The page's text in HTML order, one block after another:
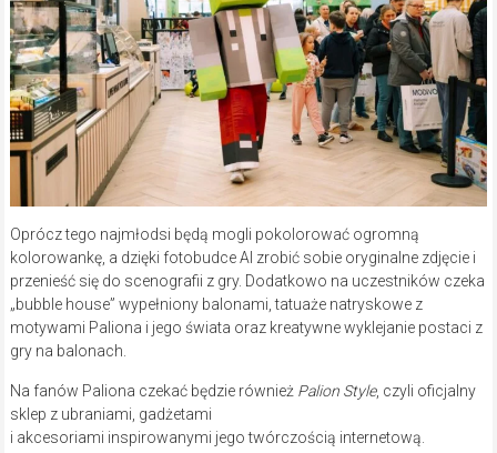
Oprócz tego najmłodsi będą mogli pokolorować ogromną
kolorowankę, a dzięki fotobudce AI zrobić sobie oryginalne zdjęcie i
przenieść się do scenografii z gry. Dodatkowo na uczestników czeka
„bubble house” wypełniony balonami, tatuaże natryskowe z
motywami Paliona i jego świata oraz kreatywne wyklejanie postaci z
gry na balonach.
Na fanów Paliona czekać będzie również Palion Style, czyli oficjalny
sklep z ubraniami, gadżetami
i akcesoriami inspirowanymi jego twórczością internetową.